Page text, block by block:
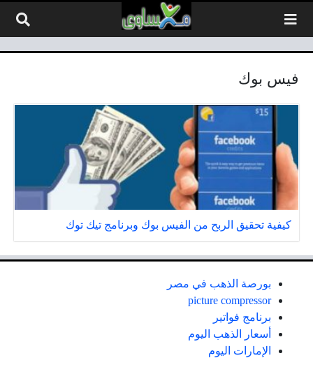
فيس بوك
كيفية تحقيق الربح من الفيس بوك وبرنامج تيك توك
بورصة الذهب في مصر
picture compressor
برنامج فواتير
أسعار الذهب اليوم
الإمارات اليوم